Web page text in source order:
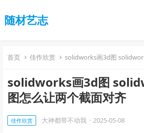
随材艺志
首页 佳作欣赏 solidworks画3d图 solidworks画
solidworks画3d图
图怎么让两个截面对齐
佳作欣赏 大神都带不动我 · 2025-05-08